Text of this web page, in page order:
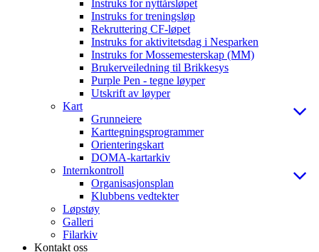
Instruks for nyttårsløpet
Instruks for treningsløp
Rekruttering CF-løpet
Instruks for aktivitetsdag i Nesparken
Instruks for Mossemesterskap (MM)
Brukerveiledning til Brikkesys
Purple Pen - tegne løyper
Utskrift av løyper
Kart
Grunneiere
Karttegningsprogrammer
Orienteringskart
DOMA-kartarkiv
Internkontroll
Organisasjonsplan
Klubbens vedtekter
Løpstøy
Galleri
Filarkiv
Kontakt oss